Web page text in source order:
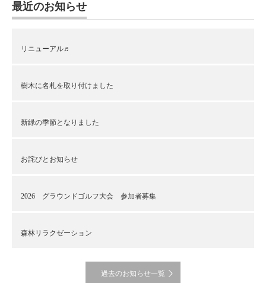
最近のお知らせ
リニューアル♬
樹木に名札を取り付けました
新緑の季節となりました
お詫びとお知らせ
2026 グラウンドゴルフ大会 参加者募集
森林リラクゼーション
過去のお知らせ一覧